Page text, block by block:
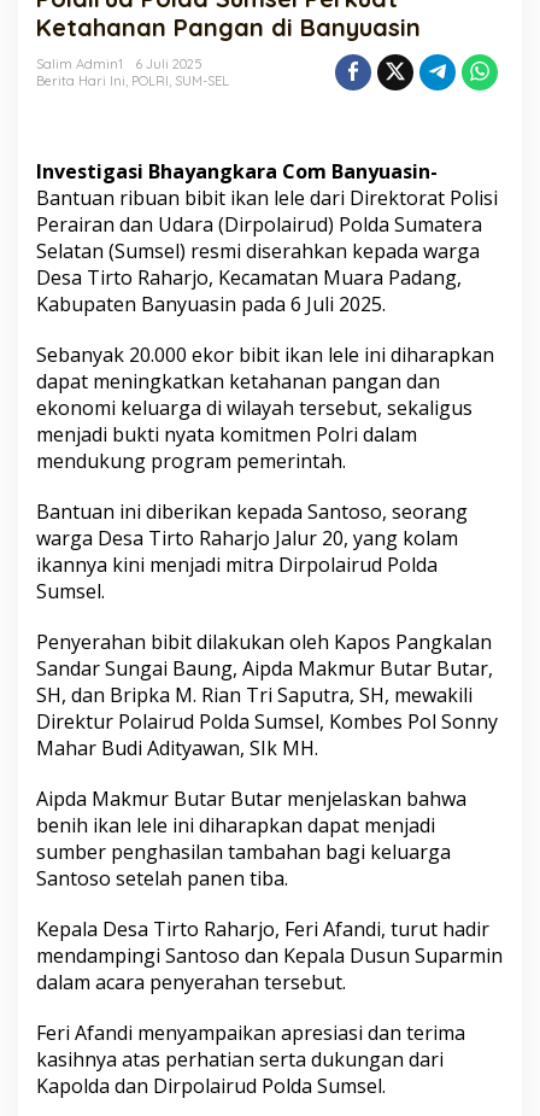
Perkuat
Ketahanan
Ketahanan Pangan di Banyuasin
Salim Admin1
6 Juli 2025
Berita Hari Ini, POLRI, SUM-SEL
Investigasi Bhayangkara Com Banyuasin-
Bantuan ribuan bibit ikan lele dari Direktorat Polisi
Perairan dan Udara (Dirpolairud) Polda Sumatera
Selatan (Sumsel) resmi diserahkan kepada warga
Desa Tirto Raharjo, Kecamatan Muara Padang,
Kabupaten Banyuasin pada 6 Juli 2025.
Sebanyak 20.000 ekor bibit ikan lele ini diharapkan
dapat meningkatkan ketahanan pangan dan
ekonomi keluarga di wilayah tersebut, sekaligus
menjadi bukti nyata komitmen Polri dalam
mendukung program pemerintah.
Bantuan ini diberikan kepada Santoso, seorang
warga Desa Tirto Raharjo Jalur 20, yang kolam
ikannya kini menjadi mitra Dirpolairud Polda
Sumsel.
Penyerahan bibit dilakukan oleh Kapos Pangkalan
Sandar Sungai Baung, Aipda Makmur Butar Butar,
SH, dan Bripka M. Rian Tri Saputra, SH, mewakili
Direktur Polairud Polda Sumsel, Kombes Pol Sonny
Mahar Budi Adityawan, SIk MH.
Aipda Makmur Butar Butar menjelaskan bahwa
benih ikan lele ini diharapkan dapat menjadi
sumber penghasilan tambahan bagi keluarga
Santoso setelah panen tiba.
Kepala Desa Tirto Raharjo, Feri Afandi, turut hadir
mendampingi Santoso dan Kepala Dusun Suparmin
dalam acara penyerahan tersebut.
Feri Afandi menyampaikan apresiasi dan terima
kasihnya atas perhatian serta dukungan dari
Kapolda dan Dirpolairud Polda Sumsel.